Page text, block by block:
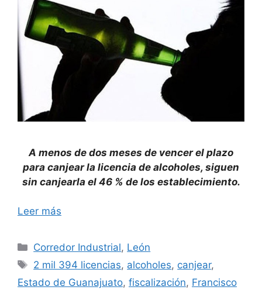
A menos de dos meses de vencer el plazo
para canjear la licencia de alcoholes, siguen
sin canjearla el 46 % de los establecimiento.
Leer más
Categorías
Corredor Industrial, León
Etiquetas
2 mil 394 licencias, alcoholes, canjear,
Estado de Guanajuato, fiscalización, Francisco